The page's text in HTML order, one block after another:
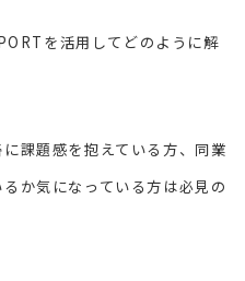
を活用してどのように解
課題感を抱えている方、同業
か気になっている方は必見の